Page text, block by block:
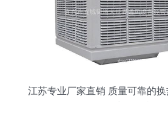
江苏专业厂家直销 质量可靠的